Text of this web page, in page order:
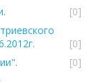
[0]
[0]
[0]